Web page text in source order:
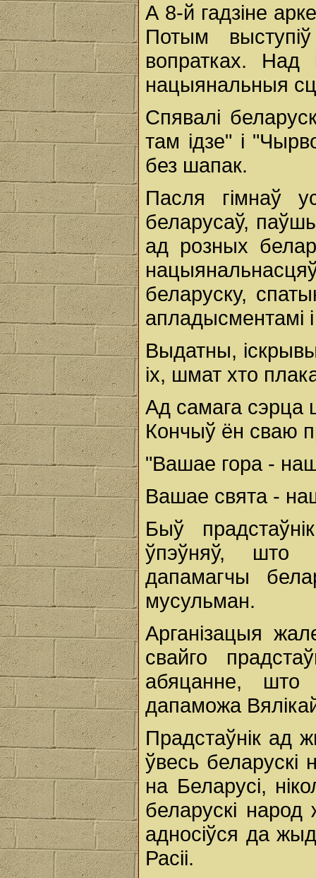
А 8-й гадзіне
Потым
вопратках. Над
нацыянальныя
Спявалі
там ідзе" і
без шапак.
Пасля гімнаў
беларусаў,
ад розных
беларуску,
апладысментамі
Выдатны,
іх, шмат хто
Ад самага сэрца
Кончыў ён сваю
"Вашае гора -
Вашае свята -
Быў
ўпэўняў, што
дапамагчы
мусульман.
Арганізацыя
свайго
абяцанне, што
дапаможа
Прадстаўнік ад
ўвесь
на Беларусі,
беларускі
адносіўся да
Расіі.